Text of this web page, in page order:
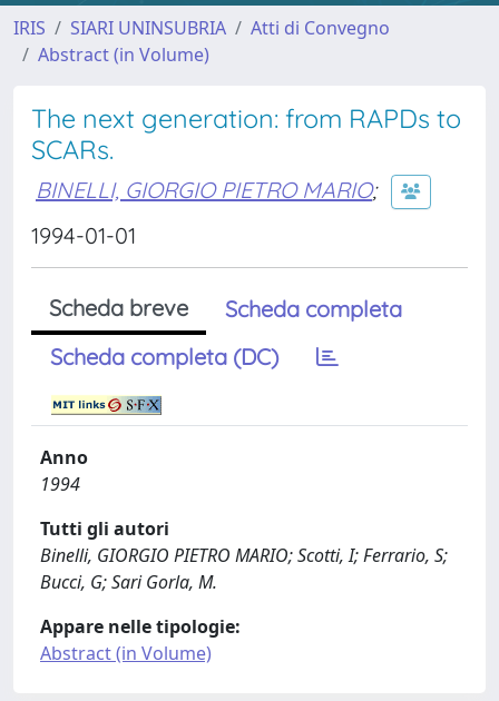
IRIS SIARI UNINSUBRIA
Atti di Convegno
Abstract (in Volume)
The next generation: from RAPDs to
SCARs.
BINELLI, GIORGIO PIETRO MARIO;
1994-01-01
Scheda breve
Scheda completa
Scheda completa (DC)
Anno
1994
Tutti gli autori
Binelli, GIORGIO PIETRO MARIO; Scotti, I; Ferrario, S;
Bucci, G; Sari Gorla, M.
Appare nelle tipologie:
Abstract (in Volume)